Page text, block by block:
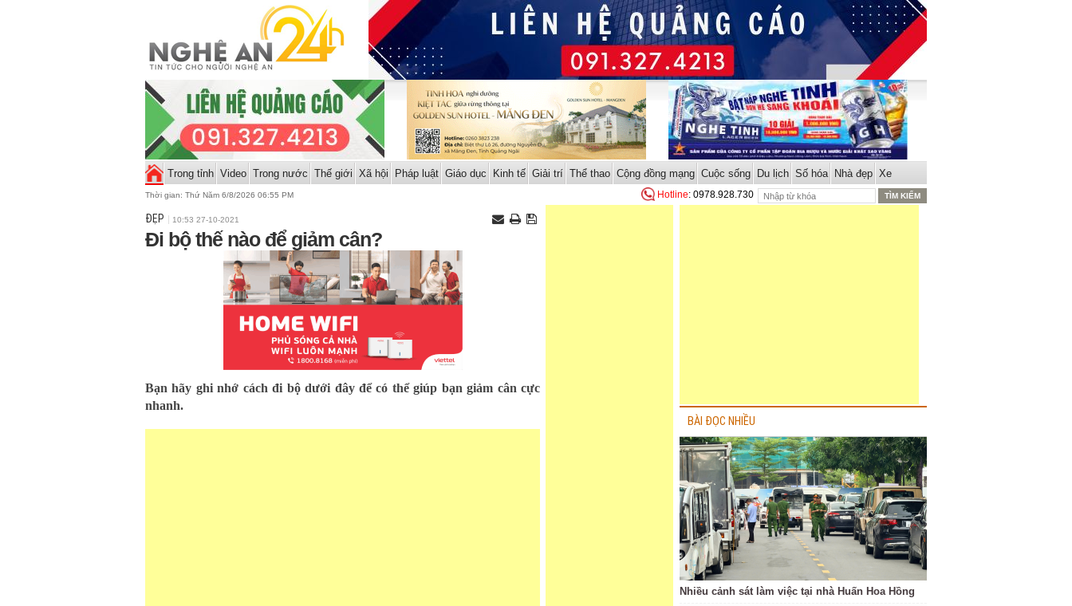
Trong tỉnh Video Trong nước Thế giới Xã hội Pháp luật Giáo dục Kinh tế Giải trí Thể thao Cộng đồng mạng Cuộc sống Du lịch Số hóa Nhà đẹp Xe
Thời gian: Thứ Năm 6/8/2026 06:55 PM Hotline: 0978.928.730
ĐẸP 10:53 27-10-2021
Đi bộ thế nào để giảm cân?
Bạn hãy ghi nhớ cách đi bộ dưới đây để có thể giúp bạn giảm cân cực
nhanh.
BÀI ĐỌC NHIỀU
Nhiều cảnh sát làm việc tại nhà Huấn Hoa Hồng